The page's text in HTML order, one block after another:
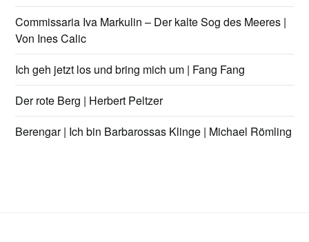
Commissaria Iva Markulin – Der kalte Sog des Meeres |
Von Ines Calic
Ich geh jetzt los und bring mich um | Fang Fang
Der rote Berg | Herbert Peltzer
Berengar | Ich bin Barbarossas Klinge | Michael Römling